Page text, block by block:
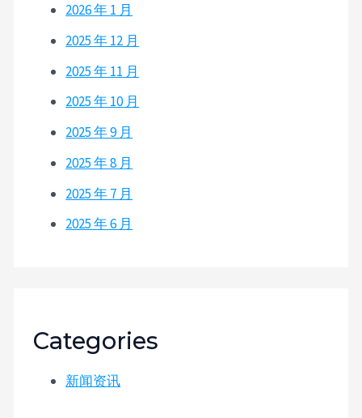
2026 年 1 月
2025 年 12 月
2025 年 11 月
2025 年 10 月
2025 年 9 月
2025 年 8 月
2025 年 7 月
2025 年 6 月
Categories
新闻资讯